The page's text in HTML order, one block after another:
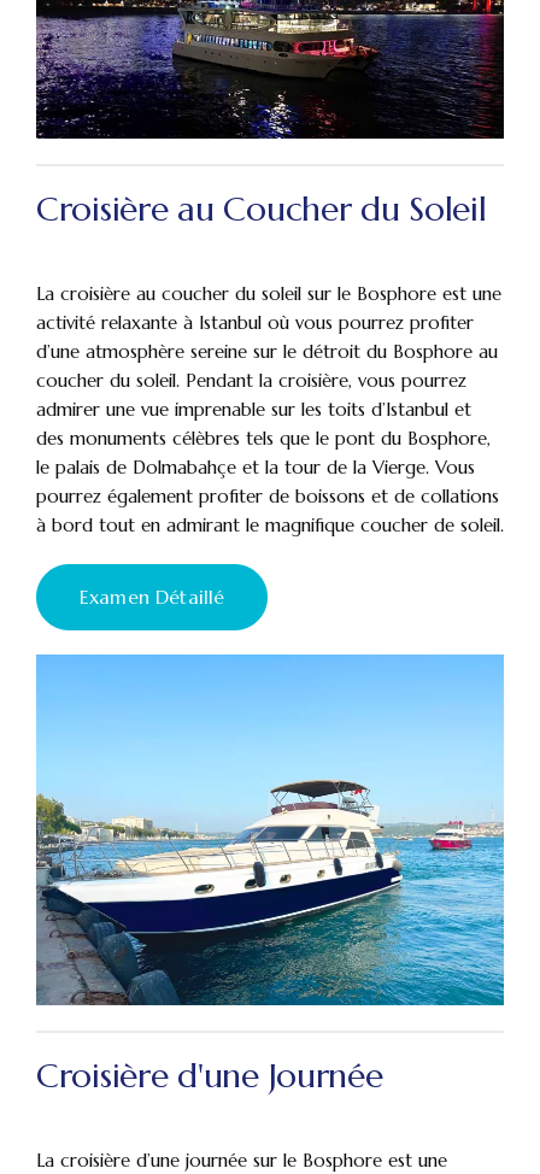
Croisière au Coucher du Soleil
La croisière au coucher du soleil sur le Bosphore est une
activité relaxante à Istanbul où vous pourrez profiter
d’une atmosphère sereine sur le détroit du Bosphore au
coucher du soleil. Pendant la croisière, vous pourrez
admirer une vue imprenable sur les toits d’Istanbul et
des monuments célèbres tels que le pont du Bosphore,
le palais de Dolmabahçe et la tour de la Vierge. Vous
pourrez également profiter de boissons et de collations
à bord tout en admirant le magnifique coucher de soleil.
Examen Détaillé
Croisière d'une Journée
La croisière d’une journée sur le Bosphore est une